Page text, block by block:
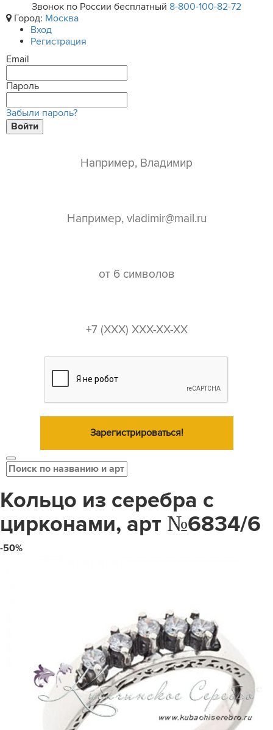
Звонок по России бесплатный 8-800-100-82-72
Город: Москва
Вход
Регистрация
Email
Пароль
Забыли пароль?
Войти
Зарегистрироваться!
Кольцо из серебра с
цирконами, арт №6834/6
-50%